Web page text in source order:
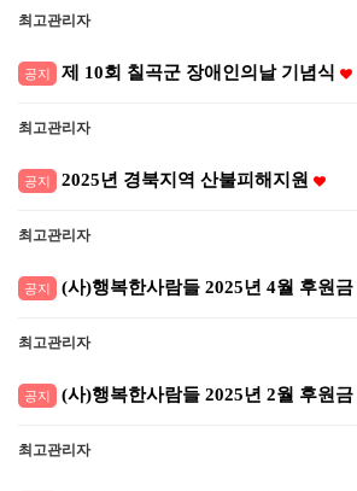
최고관리자
공지 제 10회 칠곡군 장애인의날 기념식
최고관리자
공지 2025년 경북지역 산불피해지원
최고관리자
공지 (사)행복한사람들 2025년 4월 후원금
최고관리자
공지 (사)행복한사람들 2025년 2월 후원금
최고관리자